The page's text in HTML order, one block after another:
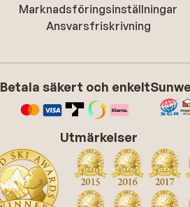
Marknadsföringsinställningar
Ansvarsfriskrivning
Betala säkert och enkelt
Utmärkelser